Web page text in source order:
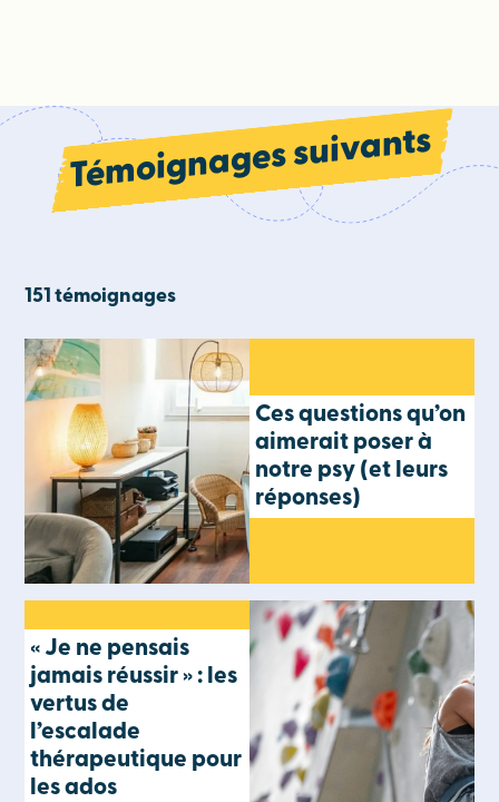
Témoignages suivants
151 témoignages
Ces questions qu’on
aimerait poser à
notre psy (et leurs
réponses)
« Je ne pensais
jamais réussir » : les
vertus de
l’escalade
thérapeutique pour
les ados